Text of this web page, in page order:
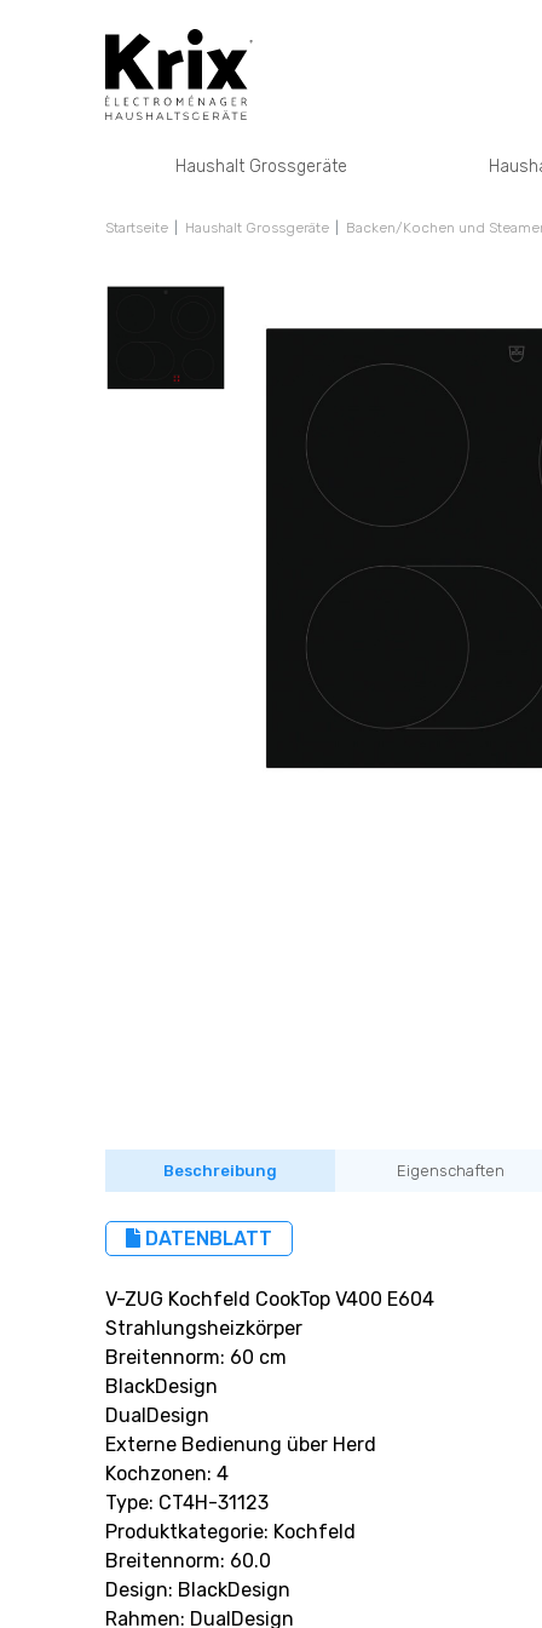
Haushalt Grossgeräte
Startseite Haushalt Grossgeräte Backen/Kochen und
Beschreibung Eigenschaften
DATENBLATT
V-ZUG Kochfeld CookTop V400 E604
Strahlungsheizkörper
Breitennorm: 60 cm
BlackDesign
DualDesign
Externe Bedienung über Herd
Kochzonen: 4
Type: CT4H-31123
Produktkategorie: Kochfeld
Breitennorm: 60.0
Design: BlackDesign
Rahmen: DualDesign